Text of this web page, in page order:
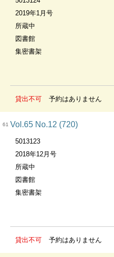
2019年1月号
所蔵中
図書館
集密書架
貸出不可 予約はありません
61 Vol.65 No.12 (720)
5013123
2018年12月号
所蔵中
図書館
集密書架
貸出不可 予約はありません